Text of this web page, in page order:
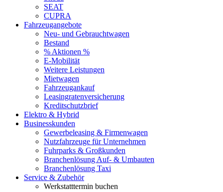
SEAT
CUPRA
Fahrzeugangebote
Neu- und Gebrauchtwagen
Bestand
% Aktionen %
E-Mobilität
Weitere Leistungen
Mietwagen
Fahrzeugankauf
Leasingratenversicherung
Kreditschutzbrief
Elektro & Hybrid
Businesskunden
Gewerbeleasing & Firmenwagen
Nutzfahrzeuge für Unternehmen
Fuhrparks & Großkunden
Branchenlösung Auf- & Umbauten
Branchenlösung Taxi
Service & Zubehör
Werkstatttermin buchen